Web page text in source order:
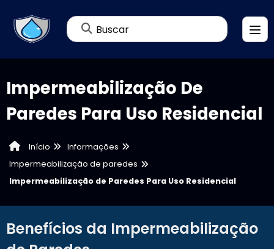
Buscar
Impermeabilização De
Paredes Para Uso Residencial
Início
Informações
Impermeabilização de paredes
Impermeabilização de Paredes Para Uso Residencial
Benefícios da Impermeabilização